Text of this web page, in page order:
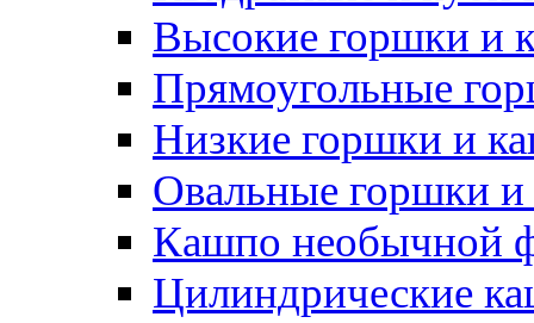
Высокие горшки и
Прямоугольные
Низкие горшки и
Овальные горшки
Кашпо необычной
Цилиндрические